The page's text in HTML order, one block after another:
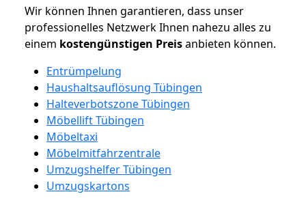
Wir können Ihnen garantieren, dass unser
professionelles Netzwerk Ihnen nahezu alles zu
einem kostengünstigen Preisanbieten können.
Entrümpelung
Haushaltsauflösung Tübingen
Halteverbotszone Tübingen
Möbellift Tübingen
Möbeltaxi
Möbelmitfahrzentrale
Umzugshelfer Tübingen
Umzugskartons